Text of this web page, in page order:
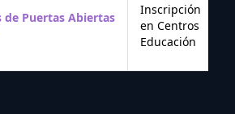
de Puertas Abiertas
Inscripción
en Centros
Educación